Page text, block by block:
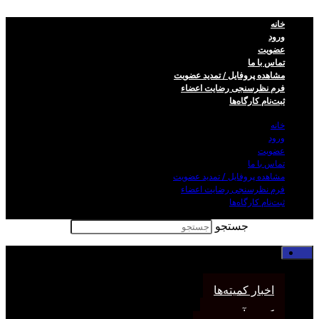
خانه
ورود
عضویت
تماس با ما
مشاهده پروفایل / تمدید عضویت
فرم نظر‌سنجی رضایت اعضاء
ثبت‌نام کارگاه‌ها
خانه
ورود
عضویت
تماس با ما
مشاهده پروفایل / تمدید عضویت
فرم نظر‌سنجی رضایت اعضاء
ثبت‌نام کارگاه‌ها
جستجو
اخبار کمیته‌ها
کمیته آموزش